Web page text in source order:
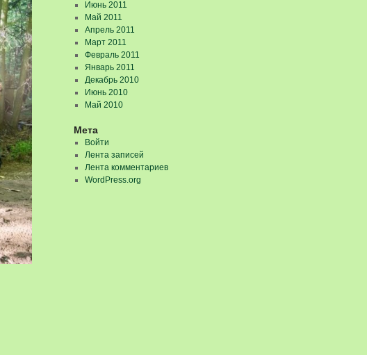
Июнь 2011
Май 2011
Апрель 2011
Март 2011
Февраль 2011
Январь 2011
Декабрь 2010
Июнь 2010
Май 2010
Мета
Войти
Лента записей
Лента комментариев
WordPress.org